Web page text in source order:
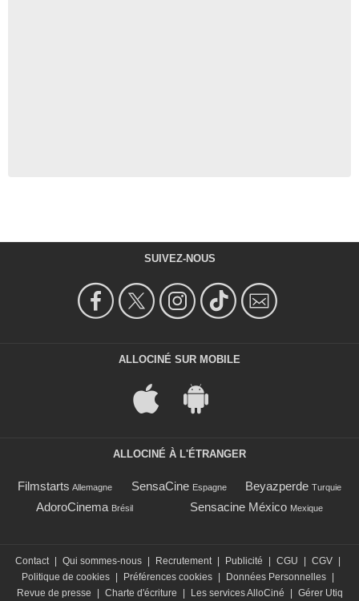
SUIVEZ-NOUS
ALLOCINÉ SUR MOBILE
ALLOCINÉ À L'ÉTRANGER
Filmstarts Allemagne SensaCine Espagne Beyazperde Turquie
AdoroCinema Brésil Sensacine México Mexique
Contact Qui sommes-nous Recrutement Publicité CGU CGV
Politique de cookies
Préférences cookies Données Personnelles
Revue de presse
Charte d'écriture Les services AlloCiné Gérer Utiq